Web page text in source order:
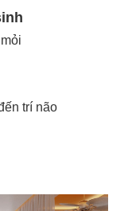
trí não